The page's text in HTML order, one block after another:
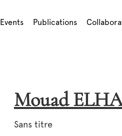
Events Publications
Mouad
Sans titre